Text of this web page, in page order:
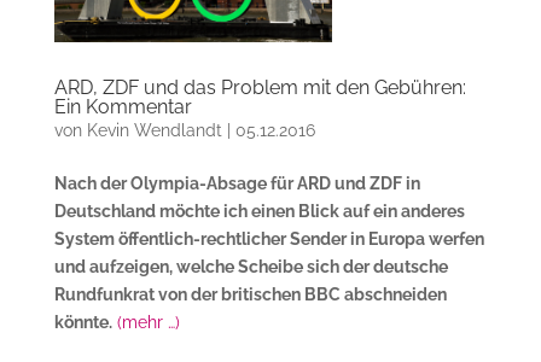
ARD, ZDF und das Problem mit den Gebühren:
Ein Kommentar
von Kevin Wendlandt| 05.12.2016
Nach der Olympia-Absage für ARD und ZDF in
Deutschland möchte ich einen Blick auf ein anderes
System öffentlich-rechtlicher Sender in Europa werfen
und aufzeigen, welche Scheibe sich der deutsche
Rundfunkrat von der britischen BBC abschneiden
könnte. (mehr …)